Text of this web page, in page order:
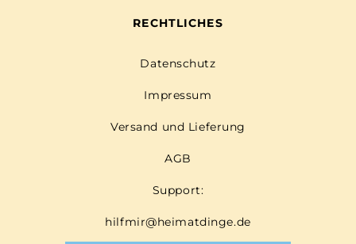
RECHTLICHES
Datenschutz
Impressum
Versand und Lieferung
AGB
Support:
hilfmir@heimatdinge.de